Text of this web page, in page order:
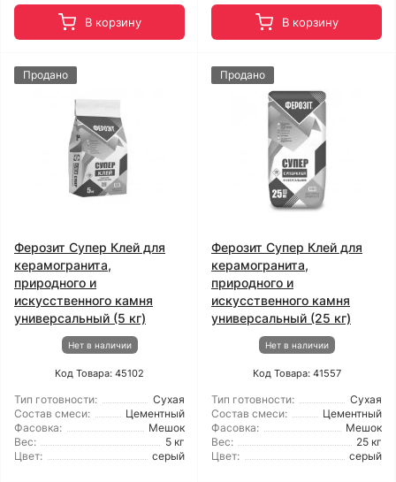
В корзину В корзину
Продано
Ферозит Супер Клей для
керамогранита,
природного и
искусственного камня
универсальный (5 кг)
Нет в наличии
Код Товара: 45102
Тип готовности:
Сухая
Состав смеси:
Цементный
Фасовка:
Мешок
Вес:
5 кг
Цвет:
серый
Продано
Ферозит Супер Клей для
керамогранита,
природного и
искусственного камня
универсальный (25 кг)
Нет в наличии
Код Товара: 41557
Тип готовности:
Сухая
Состав смеси:
Цементный
Фасовка:
Мешок
Вес:
25 кг
Цвет:
серый